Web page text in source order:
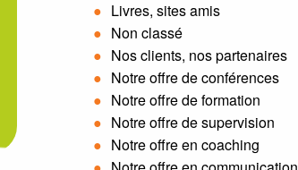
Livres, sites amis
Non classé
Nos clients, nos partenaires
Notre offre de conférences
Notre offre de formation
Notre offre de supervision
Notre offre en coaching